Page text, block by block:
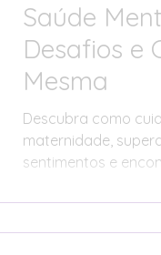
Saúde
Desafios e
Mesma
Descubra como
maternidade,
sentimentos e